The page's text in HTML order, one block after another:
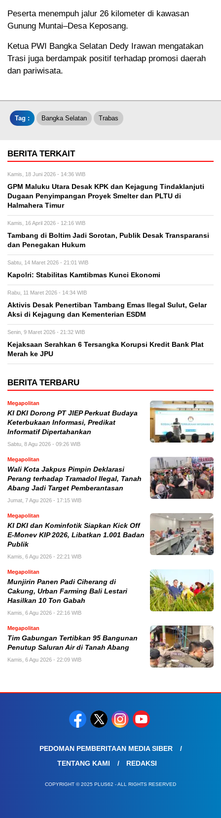
Peserta menempuh jalur 26 kilometer di kawasan
Gunung Muntai–Desa Keposang.
Ketua PWI Bangka Selatan Dedy Irawan mengatakan
Trasi juga berdampak positif terhadap promosi daerah
dan pariwisata.
Tag : Bangka Selatan Trabas
BERITA TERKAIT
Kamis, 18 Juni 2026 - 14:36 WIB
GPM Maluku Utara Desak KPK dan Kejagung Tindaklanjuti
Dugaan Penyimpangan Proyek Smelter dan PLTU di
Halmahera Timur
Kamis, 16 April 2026 - 12:16 WIB
Tambang di Boltim Jadi Sorotan, Publik Desak Transparansi
dan Penegakan Hukum
Sabtu, 14 Maret 2026 - 21:01 WIB
Kapolri: Stabilitas Kamtibmas Kunci Ekonomi
Rabu, 11 Maret 2026 - 14:34 WIB
Aktivis Desak Penertiban Tambang Emas Ilegal Sulut, Gelar
Aksi di Kejagung dan Kementerian ESDM
Senin, 9 Maret 2026 - 21:32 WIB
Kejaksaan Serahkan 6 Tersangka Korupsi Kredit Bank Plat
Merah ke JPU
BERITA TERBARU
Megapolitan
KI DKI Dorong PT JIEP Perkuat Budaya
Keterbukaan Informasi, Predikat
Informatif Dipertahankan
Sabtu, 8 Agu 2026 - 09:26 WIB
Megapolitan
Wali Kota Jakpus Pimpin Deklarasi
Perang terhadap Tramadol Ilegal, Tanah
Abang Jadi Target Pemberantasan
Jumat, 7 Agu 2026 - 17:15 WIB
Megapolitan
KI DKI dan Kominfotik Siapkan Kick Off
E-Monev KIP 2026, Libatkan 1.001 Badan
Publik
Kamis, 6 Agu 2026 - 22:21 WIB
Megapolitan
Munjirin Panen Padi Ciherang di
Cakung, Urban Farming Bali Lestari
Hasilkan 10 Ton Gabah
Kamis, 6 Agu 2026 - 22:16 WIB
Megapolitan
Tim Gabungan Tertibkan 95 Bangunan
Penutup Saluran Air di Tanah Abang
Kamis, 6 Agu 2026 - 22:09 WIB
PEDOMAN PEMBERITAAN MEDIA SIBER
TENTANG KAMI
REDAKSI
COPYRIGHT © 2025 PLUS62 - ALL RIGHTS RESERVED